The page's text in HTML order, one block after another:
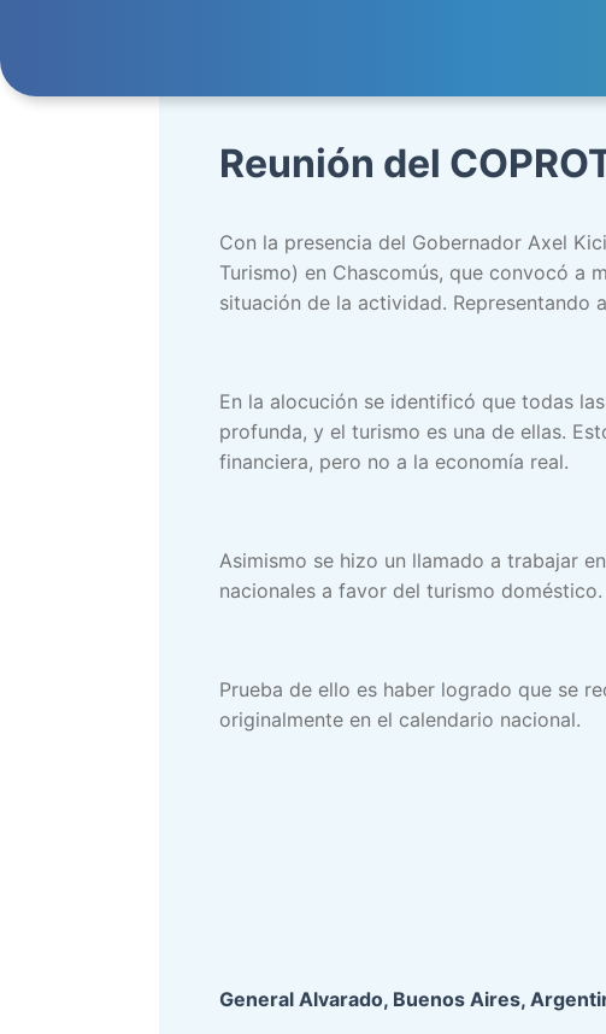
Reunión del
Con la presencia del Gobernador Axel
Turismo) en Chascomús, que convocó a
situación de la actividad. Representando
En la alocución se identificó que todas
profunda, y el turismo es una de ellas.
financiera, pero no a la economía real.
Asimismo se hizo un llamado a trabajar
nacionales a favor del turismo doméstico.
Prueba de ello es haber logrado que se
originalmente en el calendario nacional.
General Alvarado, Buenos Aires,